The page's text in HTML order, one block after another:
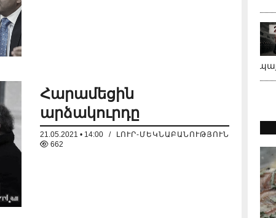
Հարամեցին
արձակուրդը
21.05.2021 • 14:00 /
ԼՈՒՐ-ՄԵԿՆԱԲԱՆՈՒԹՅՈՒՆ
662